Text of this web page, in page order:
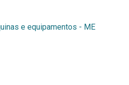
e equipamentos - ME